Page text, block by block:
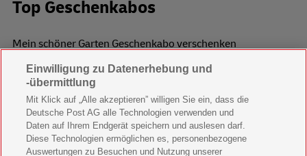
Top Geschenkabos
Mein schöner Garten Geschenkabo verschenken
Wohnen & Garten Geschenkabo verschenken
Mein schönes Land Geschenkabo verschenken
Bild der Frau Geschenkabo verschenken
11 Freunde Geschenkabo verschenken
Einwilligung zu Datenerhebung und
-übermittlung
Mit Klick auf „Alle akzeptieren” willigen Sie ein, dass die
Deutsche Post AG alle Technologien verwenden und
Daten auf Ihrem Endgerät speichern und auslesen darf.
Diese Technologien ermöglichen es, personenbezogene
Auswertungen zu Besuchen und Nutzung unserer